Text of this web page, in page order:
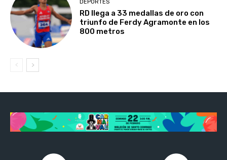
DEPORTES
RD llega a 33 medallas de oro con
triunfo de Ferdy Agramonte en los
800 metros